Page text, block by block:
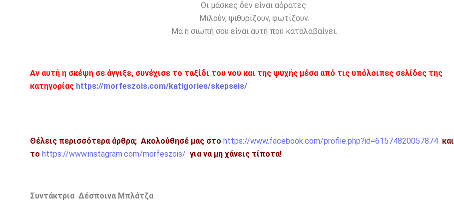
Οι μάσκες δεν είναι αόρατες.
Μιλούν, ψιθυρίζουν, φωτίζουν.
Μα η σιωπή σου είναι αυτή που καταλαβαίνει.
Αν αυτή η σκέψη σε άγγιξε, συνέχισε το ταξίδι του νου και της ψυχής μέσα από τις υπόλοιπες σελίδες της
κατηγορίας https://morfeszois.com/katigories/skepseis/
Θέλεις περισσότερα άρθρα; Ακολούθησέ μας στο https://www.facebook.com/profile.php?id=61574820057874 και
το https://www.instagram.com/morfeszois/ για να μη χάνεις τίποτα!
Συντάκτρια Δέσποινα Μπλάτζα